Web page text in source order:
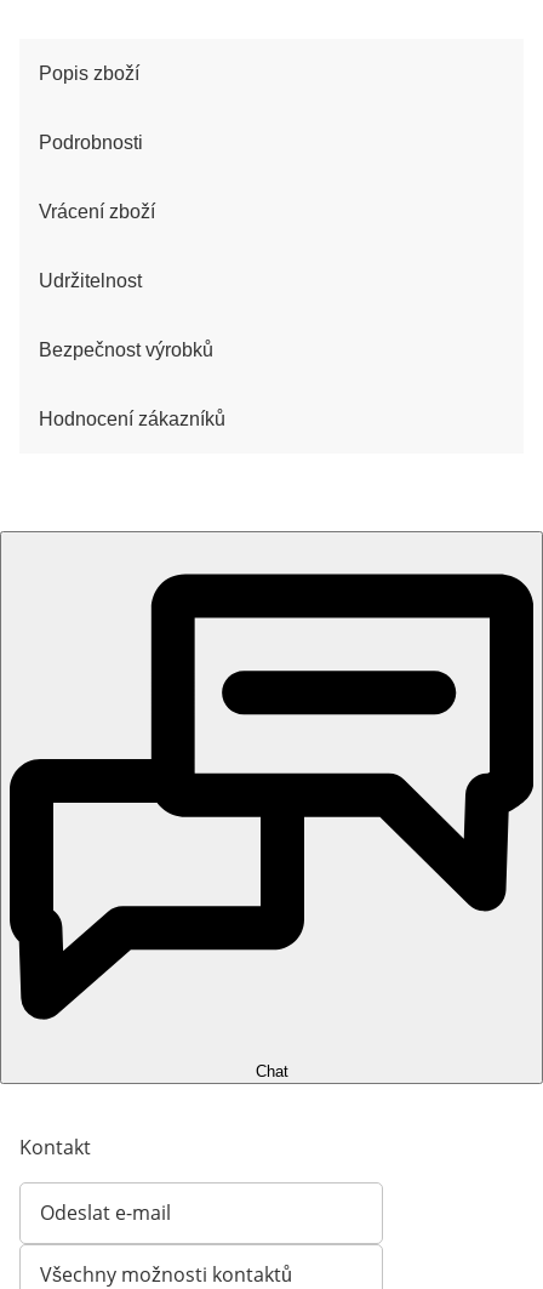
Popis zboží
Podrobnosti
Vrácení zboží
Udržitelnost
Bezpečnost výrobků
Hodnocení zákazníků
Chat
Kontakt
Odeslat e-mail
Otevírá e-mailového klienta
Všechny možnosti kontaktů